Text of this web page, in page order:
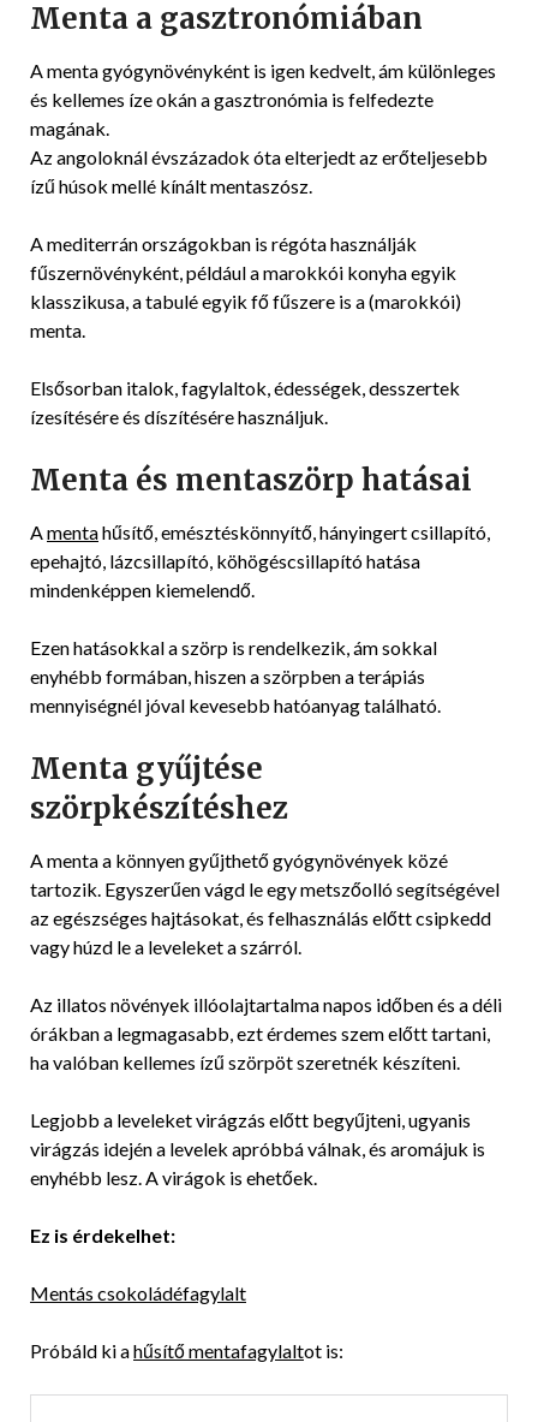
Menta a gasztronómiában
A menta gyógynövényként is igen kedvelt, ám különleges
és kellemes íze okán a gasztronómia is felfedezte
magának.
Az angoloknál évszázadok óta elterjedt az erőteljesebb
ízű húsok mellé kínált mentaszósz.
A mediterrán országokban is régóta használják
fűszernövényként, például a marokkói konyha egyik
klasszikusa, a tabulé egyik fő fűszere is a (marokkói)
menta.
Elsősorban italok, fagylaltok, édességek, desszertek
ízesítésére és díszítésére használjuk.
Menta és mentaszörp hatásai
A mentahűsítő, emésztéskönnyítő, hányingert csillapító,
epehajtó, lázcsillapító, köhögéscsillapító hatása
mindenképpen kiemelendő.
Ezen hatásokkal a szörp is rendelkezik, ám sokkal
enyhébb formában, hiszen a szörpben a terápiás
mennyiségnél jóval kevesebb hatóanyag található.
Menta gyűjtése
szörpkészítéshez
A menta a könnyen gyűjthető gyógynövények közé
tartozik. Egyszerűen vágd le egy metszőolló segítségével
az egészséges hajtásokat, és felhasználás előtt csipkedd
vagy húzd le a leveleket a szárról.
Az illatos növények illóolajtartalma napos időben és a déli
órákban a legmagasabb, ezt érdemes szem előtt tartani,
ha valóban kellemes ízű szörpöt szeretnék készíteni.
Legjobb a leveleket virágzás előtt begyűjteni, ugyanis
virágzás idején a levelek apróbbá válnak, és aromájuk is
enyhébb lesz. A virágok is ehetőek.
Ez is érdekelhet:
Mentás csokoládéfagylalt
Próbáld ki ahűsítő mentafagylaltot is: